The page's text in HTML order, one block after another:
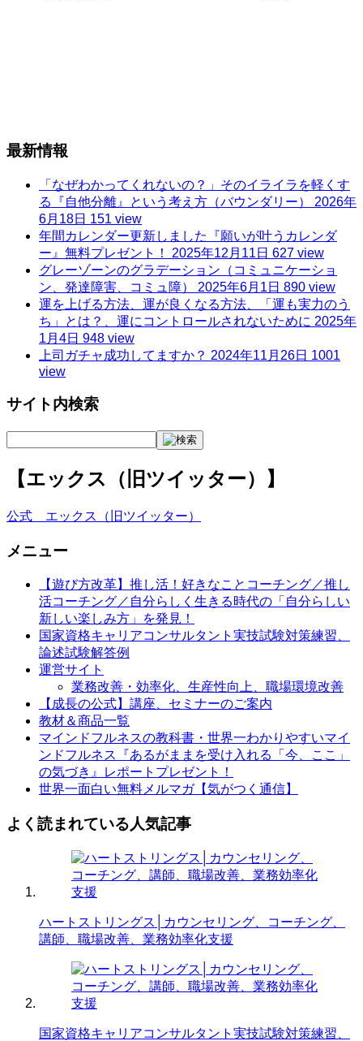
最新情報
「なぜわかってくれないの？」そのイライラを軽くす
る『自他分離』という考え方（バウンダリー） 2026年
6月18日 151 view
年間カレンダー更新しました『願いが叶うカレンダ
ー』無料プレゼント！ 2025年12月11日 627 view
グレーゾーンのグラデーション（コミュニケーショ
ン、発達障害、コミュ障） 2025年6月1日 890 view
運を上げる方法、運が良くなる方法、「運も実力のう
ち」とは？、運にコントロールされないために 2025年
1月4日 948 view
上司ガチャ成功してますか？ 2024年11月26日 1001
view
サイト内検索
【エックス（旧ツイッター）】
公式 エックス（旧ツイッター）
メニュー
【遊び方改革】推し活！好きなことコーチング／推し
活コーチング／自分らしく生きる時代の「自分らしい
新しい楽しみ方」を発見！
国家資格キャリアコンサルタント実技試験対策練習、
論述試験解答例
運営サイト
業務改善・効率化、生産性向上、職場環境改善
【成長の公式】講座、セミナーのご案内
教材＆商品一覧
マインドフルネスの教科書・世界一わかりやすいマイ
ンドフルネス『あるがままを受け入れる「今、ここ」
の気づき』レポートプレゼント！
世界一面白い無料メルマガ【気がつく通信】
よく読まれている人気記事
ハートストリングス│カウンセリング、コーチング、
講師、職場改善、業務効率化支援
国家資格キャリアコンサルタント実技試験対策練習、